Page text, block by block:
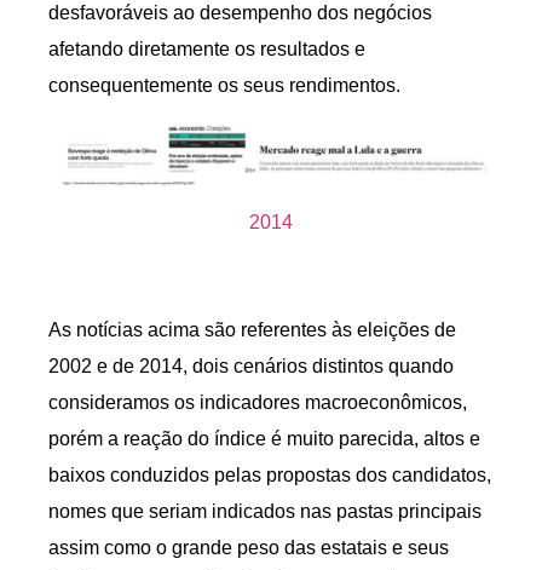
desfavoráveis ao desempenho dos negócios
afetando diretamente os resultados e
consequentemente os seus rendimentos.
2014
As notícias acima são referentes às eleições de
2002 e de 2014, dois cenários distintos quando
consideramos os indicadores macroeconômicos,
porém a reação do índice é muito parecida, altos e
baixos conduzidos pelas propostas dos candidatos,
nomes que seriam indicados nas pastas principais
assim como o grande peso das estatais e seus